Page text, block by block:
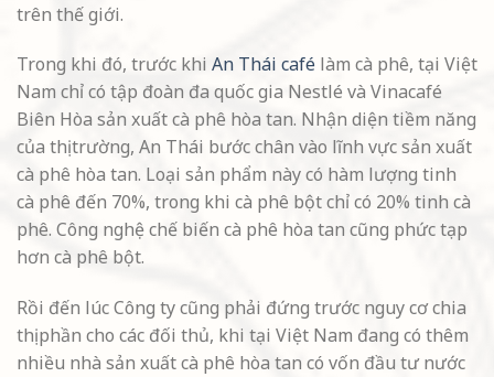
trên thế giới.
Trong khi đó, trước khi An Thái café làm cà phê, tại Việt
Nam chỉ có tập đoàn đa quốc gia Nestlé và Vinacafé
Biên Hòa sản xuất cà phê hòa tan. Nhận diện tiềm năng
của thị trường, An Thái bước chân vào lĩnh vực sản xuất
cà phê hòa tan. Loại sản phẩm này có hàm lượng tinh
cà phê đến 70%, trong khi cà phê bột chỉ có 20% tinh cà
phê. Công nghệ chế biến cà phê hòa tan cũng phức tạp
hơn cà phê bột.
Rồi đến lúc Công ty cũng phải đứng trước nguy cơ chia
thị phần cho các đối thủ, khi tại Việt Nam đang có thêm
nhiều nhà sản xuất cà phê hòa tan có vốn đầu tư nước